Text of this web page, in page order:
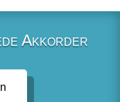
Akkorder